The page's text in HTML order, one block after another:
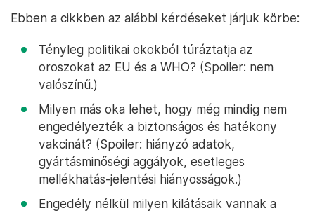
Ebben a cikkben az alábbi kérdéseket járjuk körbe:
Tényleg politikai okokból túráztatja az
oroszokat az EU és a WHO? (Spoiler: nem
valószínű.)
Milyen más oka lehet, hogy még mindig nem
engedélyezték a biztonságos és hatékony
vakcinát? (Spoiler: hiányzó adatok,
gyártásminőségi aggályok, esetleges
mellékhatás-jelentési hiányosságok.)
Engedély nélkül milyen kilátásaik vannak a